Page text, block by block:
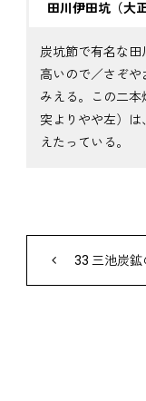
田川伊田坑（大
炭坑節で有名な
高いので／さぞ
みえる。この二
突よりやや左）
えたっている。
33 三池炭鉱